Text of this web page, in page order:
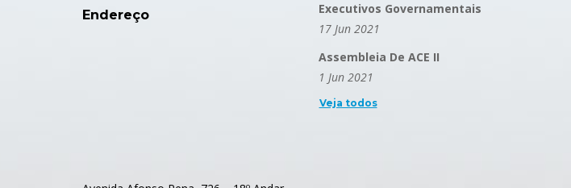
Endereço
Executivos Governamentais
17 Jun 2021
Assembleia De ACE II
1 Jun 2021
Veja todos